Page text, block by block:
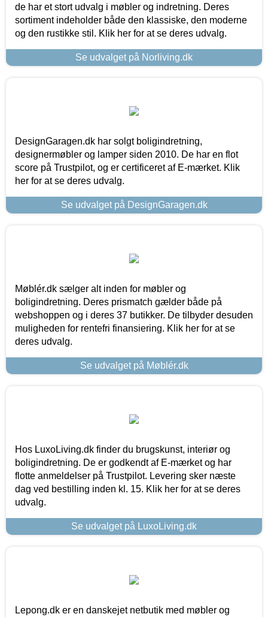
de har et stort udvalg i møbler og indretning. Deres
sortiment indeholder både den klassiske, den moderne
og den rustikke stil. Klik her for at se deres udvalg.
Se udvalget på Norliving.dk
DesignGaragen.dk har solgt boligindretning,
designermøbler og lamper siden 2010. De har en flot
score på Trustpilot, og er certificeret af E-mærket. Klik
her for at se deres udvalg.
Se udvalget på DesignGaragen.dk
Møblér.dk sælger alt inden for møbler og
boligindretning. Deres prismatch gælder både på
webshoppen og i deres 37 butikker. De tilbyder desuden
muligheden for rentefri finansiering. Klik her for at se
deres udvalg.
Se udvalget på Møblér.dk
Hos LuxoLiving.dk finder du brugskunst, interiør og
boligindretning. De er godkendt af E-mærket og har
flotte anmeldelser på Trustpilot. Levering sker næste
dag ved bestilling inden kl. 15. Klik her for at se deres
udvalg.
Se udvalget på LuxoLiving.dk
Lepong.dk er en danskejet netbutik med møbler og